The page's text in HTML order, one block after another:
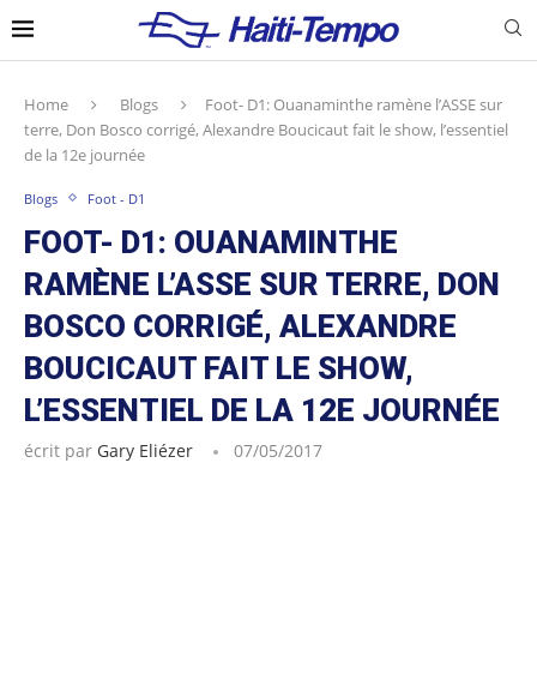
Home Blogs
Foot- D1: Ouanaminthe ramène l’ASSE sur
terre, Don Bosco corrigé, Alexandre Boucicaut fait le show, l’essentiel
de la 12e journée
Blogs Foot - D1
FOOT- D1: OUANAMINTHE
RAMÈNE L’ASSE SUR TERRE, DON
BOSCO CORRIGÉ, ALEXANDRE
BOUCICAUT FAIT LE SHOW,
L’ESSENTIEL DE LA 12E JOURNÉE
écrit par Gary Eliézer 07/05/2017